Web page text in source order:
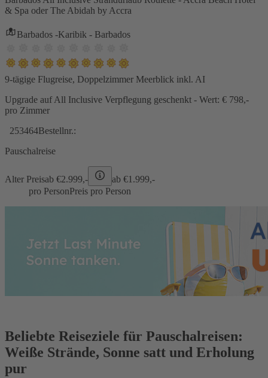
& Spa oder The Abidah by Accra
Barbados -Karibik - Barbados
9-tägige Flugreise, Doppelzimmer Meerblick inkl. AI
Upgrade auf All Inclusive Verpflegung geschenkt - Wert: € 798,-
pro Zimmer
253464Bestellnr.:
Pauschalreise
Alter Preisab €2.999,- ab €1.999,-
pro PersonPreis pro Person
Beliebte Reiseziele für Pauschalreisen:
Weiße Strände, Sonne satt und Erholung
pur